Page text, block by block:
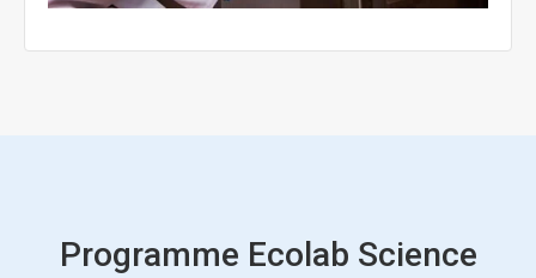
Programme Ecolab Science